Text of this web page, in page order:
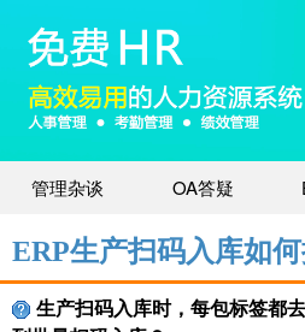
管理杂谈 OA答疑
ERP生产扫码入库如
生产扫码入库时，每包标签都